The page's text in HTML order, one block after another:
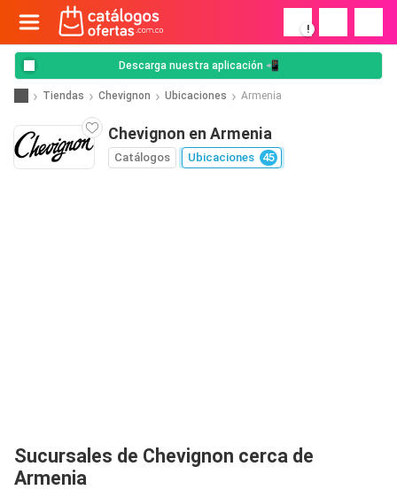
!
Descarga nuestra aplicación 📲
Tiendas Chevignon Ubicaciones Armenia
Chevignon en Armenia
Catálogos Ubicaciones 45
Sucursales de Chevignon cerca de
Armenia